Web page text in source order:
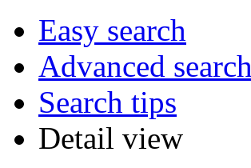
Easy search
Advanced search
Search tips
Detail view